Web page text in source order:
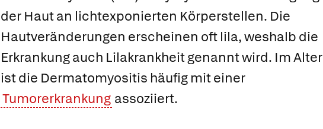
der Haut an lichtexponierten Körperstellen. Die
Hautveränderungen erscheinen oft lila, weshalb die
Erkrankung auch Lilakrankheit genannt wird. Im Alter
ist die Dermatomyositis häufig mit einer
Tumorerkrankung assoziiert.